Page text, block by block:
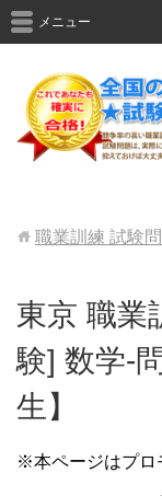
メニュー
職業訓練 試験
東京 職業
験] 数学-
生】
※本ページはプロ